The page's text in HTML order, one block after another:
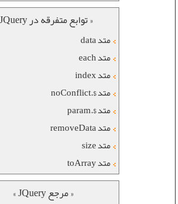
« توابع متفرقه در JQuery »
متد data
متد each
متد index
متد $.noConflict
متد $.param
متد removeData
متد size
متد toArray
« مرجع JQuery »